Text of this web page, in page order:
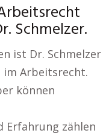
Schmelzer.
ist Dr. Schmelzer
im Arbeitsrecht.
können
Erfahrung zählen